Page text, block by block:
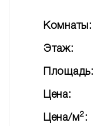
Комнаты:
Этаж:
Площадь:
Цена:
Цена/м2: